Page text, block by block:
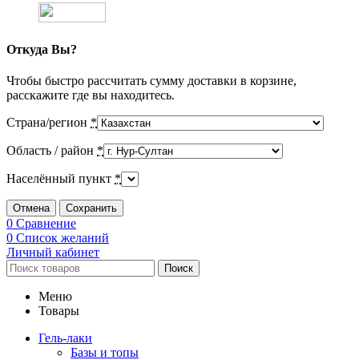
Откуда Вы?
Чтобы быстро рассчитать сумму доставки в корзине,
расскажите где вы находитесь.
Страна/регион *
Область / район *
Населённый пункт *
Отмена Сохранить
0 Сравнение
0 Список желаний
Личный кабинет
Поиск
Меню
Товары
Гель-лаки
Базы и топы